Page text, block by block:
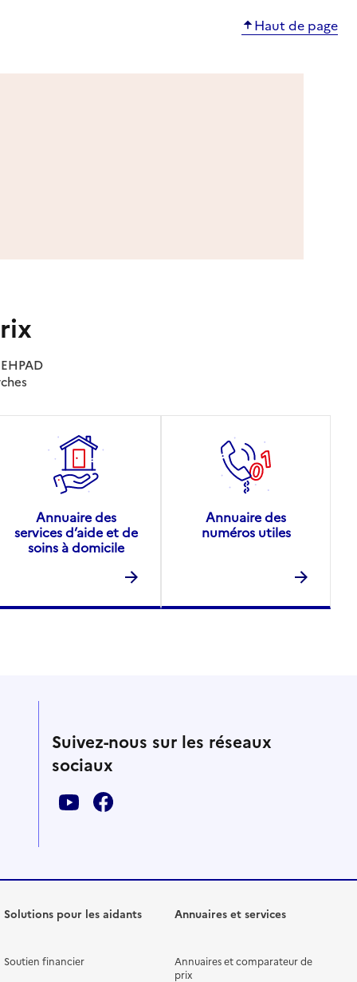
Haut de page
Annuaire des
services d’aide et de
soins à domicile
Annuaire des
numéros utiles
Suivez-nous sur les réseaux
sociaux
Solutions pour les aidants
Soutien financier
Annuaires et services
Annuaires et comparateur de
prix